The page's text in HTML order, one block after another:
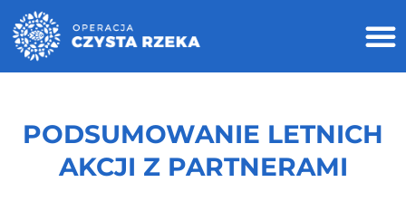
PODSUMOWANIE LETNICH
AKCJI Z PARTNERAMI